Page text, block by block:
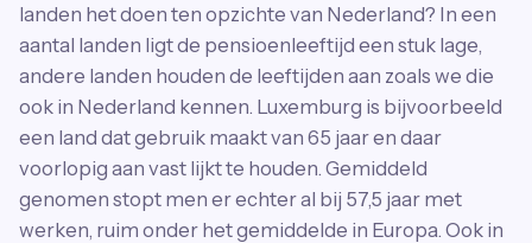
landen het doen ten opzichte van Nederland? In een
aantal landen ligt de pensioenleeftijd een stuk lage,
andere landen houden de leeftijden aan zoals we die
ook in Nederland kennen. Luxemburg is bijvoorbeeld
een land dat gebruik maakt van 65 jaar en daar
voorlopig aan vast lijkt te houden. Gemiddeld
genomen stopt men er echter al bij 57,5 jaar met
werken, ruim onder het gemiddelde in Europa. Ook in